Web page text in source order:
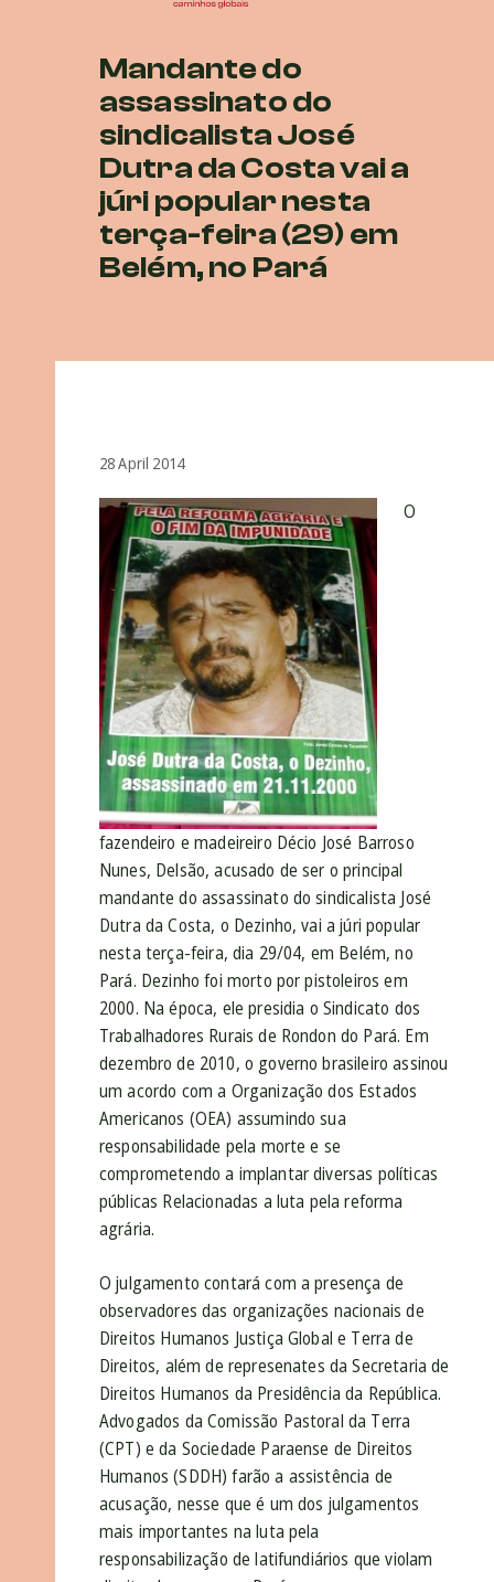
Mandante do
assassinato do
sindicalista José
Dutra da Costa vai a
júri popular nesta
terça-feira (29) em
Belém, no Pará
28 April 2014
O
fazendeiro e madeireiro Décio José Barroso
Nunes, Delsão, acusado de ser o principal
mandante do assassinato do sindicalista José
Dutra da Costa, o Dezinho, vai a júri popular
nesta terça-feira, dia 29/04, em Belém, no
Pará. Dezinho foi morto por pistoleiros em
2000. Na época, ele presidia o Sindicato dos
Trabalhadores Rurais de Rondon do Pará. Em
dezembro de 2010, o governo brasileiro assinou
um acordo com a Organização dos Estados
Americanos (OEA) assumindo sua
responsabilidade pela morte e se
comprometendo a implantar diversas políticas
públicas Relacionadas a luta pela reforma
agrária.
O julgamento contará com a presença de
observadores das organizações nacionais de
Direitos Humanos Justiça Global e Terra de
Direitos, além de represenates da Secretaria de
Direitos Humanos da Presidência da República.
Advogados da Comissão Pastoral da Terra
(CPT) e da Sociedade Paraense de Direitos
Humanos (SDDH) farão a assistência de
acusação, nesse que é um dos julgamentos
mais importantes na luta pela
responsabilização de latifundiários que violam